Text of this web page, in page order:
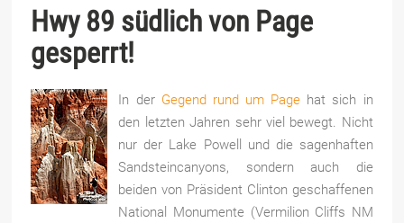
Hwy 89 südlich von Page
gesperrt!
In der Gegend rund um Page hat sich in
den letzten Jahren sehr viel bewegt. Nicht
nur der Lake Powell und die sagenhaften
Sandsteincanyons, sondern auch die
beiden von Präsident Clinton geschaffenen
National Monumente (Vermilion Cliffs NM